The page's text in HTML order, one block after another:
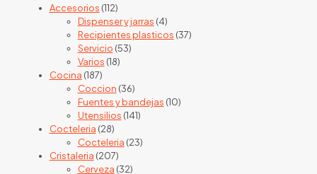
Accesorios 112112
products
Dispenser y jarras 44
products
Recipientes plasticos 3737
Servicio 5353
Varios 1818
Cocina 187187
products
Coccion 3636
products
Fuentes y bandejas 1010
Utensilios 141141
Cocteleria 2828
products
Cocteleria 2323
Cristaleria 207207
products
Cerveza 3232